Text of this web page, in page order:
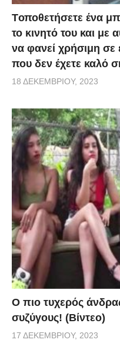
Tοποθετήσετε ένα
το κινητό του και με
να φανεί χρήσιμη σε
που δεν έχετε καλό
18 ΔΕΚΕΜΒΡΊΟΥ, 2023
Ο πιο τυχερός
συζύγους! (Βίντεο)
17 ΔΕΚΕΜΒΡΊΟΥ, 2023